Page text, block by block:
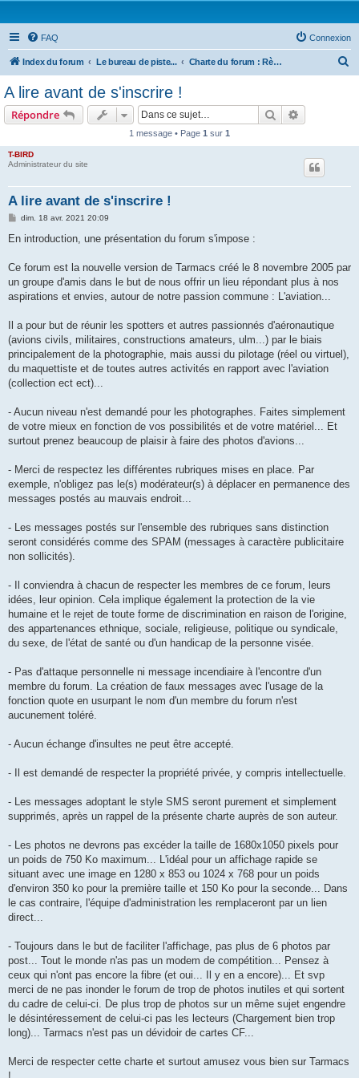
FAQ Connexion
Index du forum Le bureau de piste... Charte du forum : Règles à respecter
A lire avant de s'inscrire !
Répondre Rechercher
1 message • Page 1 sur 1
T-BIRD
Administrateur du site
A lire avant de s'inscrire !
M
s
g
dim. 18 avr. 2021 20:09
En introduction, une présentation du forum s'impose :
Ce forum est la nouvelle version de Tarmacs créé le 8 novembre 2005 par
un groupe d'amis dans le but de nous offrir un lieu répondant plus à nos
aspirations et envies, autour de notre passion commune : L'aviation...
Il a pour but de réunir les spotters et autres passionnés d'aéronautique
(avions civils, militaires, constructions amateurs, ulm...) par le biais
principalement de la photographie, mais aussi du pilotage (réel ou virtuel),
du maquettiste et de toutes autres activités en rapport avec l'aviation
(collection ect ect)...
- Aucun niveau n'est demandé pour les photographes. Faites simplement
de votre mieux en fonction de vos possibilités et de votre matériel... Et
surtout prenez beaucoup de plaisir à faire des photos d'avions...
- Merci de respectez les différentes rubriques mises en place. Par
exemple, n'obligez pas le(s) modérateur(s) à déplacer en permanence des
messages postés au mauvais endroit...
- Les messages postés sur l'ensemble des rubriques sans distinction
seront considérés comme des SPAM (messages à caractère publicitaire
non sollicités).
- Il conviendra à chacun de respecter les membres de ce forum, leurs
idées, leur opinion. Cela implique également la protection de la vie
humaine et le rejet de toute forme de discrimination en raison de l'origine,
des appartenances ethnique, sociale, religieuse, politique ou syndicale,
du sexe, de l'état de santé ou d'un handicap de la personne visée.
- Pas d'attaque personnelle ni message incendiaire à l'encontre d'un
membre du forum. La création de faux messages avec l'usage de la
fonction quote en usurpant le nom d'un membre du forum n'est
aucunement toléré.
- Aucun échange d'insultes ne peut être accepté.
- Il est demandé de respecter la propriété privée, y compris intellectuelle.
- Les messages adoptant le style SMS seront purement et simplement
supprimés, après un rappel de la présente charte auprès de son auteur.
- Les photos ne devrons pas excéder la taille de 1680x1050 pixels pour
un poids de 750 Ko maximum... L'idéal pour un affichage rapide se
situant avec une image en 1280 x 853 ou 1024 x 768 pour un poids
d'environ 350 ko pour la première taille et 150 Ko pour la seconde... Dans
le cas contraire, l'équipe d'administration les remplaceront par un lien
direct...
- Toujours dans le but de faciliter l'affichage, pas plus de 6 photos par
post... Tout le monde n'as pas un modem de compétition... Pensez à
ceux qui n'ont pas encore la fibre (et oui... Il y en a encore)... Et svp
merci de ne pas inonder le forum de trop de photos inutiles et qui sortent
du cadre de celui-ci. De plus trop de photos sur un même sujet engendre
le désintéressement de celui-ci pas les lecteurs (Chargement bien trop
long)... Tarmacs n'est pas un dévidoir de cartes CF...
Merci de respecter cette charte et surtout amusez vous bien sur Tarmacs